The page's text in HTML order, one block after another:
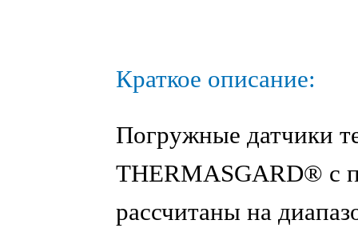
Краткое описание:
Погружные датчики
THERMASGARD® с
рассчитаны на